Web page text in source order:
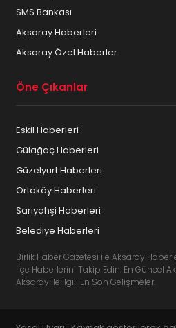
SMS Bankası
Aksaray Haberleri
Aksaray Özel Haberler
Öne Çıkanlar
Eskil Haberleri
Gülağaç Haberleri
Güzelyurt Haberleri
Ortaköy Haberleri
Sarıyahşi Haberleri
Belediye Haberleri
Birlik Haber Gazetesi ile Aksaray
İlçe Haberlerini Takip Edin. En Güncel
Aksaray İle İlgili En Son Gelişmeler.